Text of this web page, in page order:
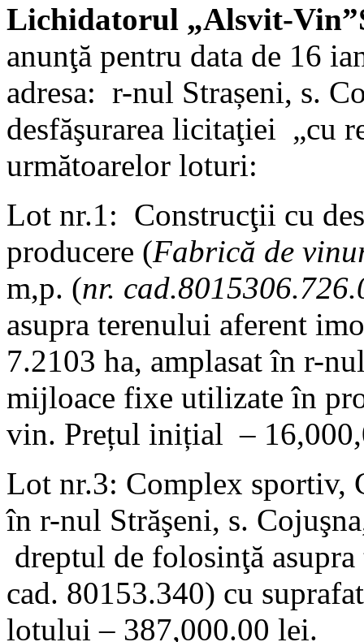
Lichidatorul „Alsvit-
anunţă pentru data de 16
adresa: r-nul Strașeni, s.
desfăşurarea licitaţiei „cu
următoarelor loturi:
Lot nr.1: Construcţii cu
producere (Fabrică de
m,p. (nr.
asupra terenului aferent
7.2103 ha, amplasat în r-
mijloace fixe utilizate în
vin. Prețul inițial –
Lot nr.3: Complex sportiv,
în r-nul Străşeni, s.
dreptul de folosinţă
cad. 80153.340) cu
lotului – 387,000.00 lei.